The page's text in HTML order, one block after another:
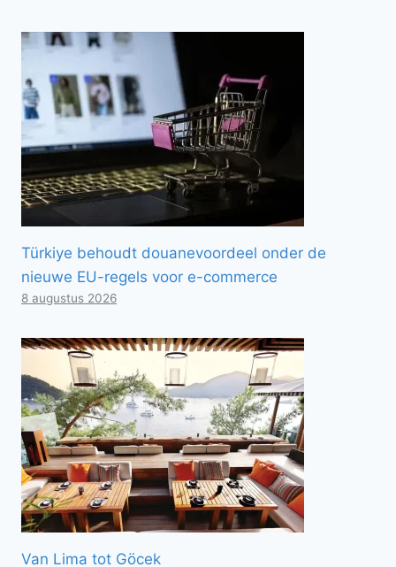
Türkiye behoudt douanevoordeel onder de
nieuwe EU-regels voor e-commerce
8 augustus 2026
Van Lima tot Göcek